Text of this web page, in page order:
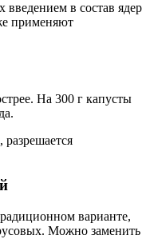
введением в состав ядер
применяют
На 300 г капусты
варианте,
Можно заменить